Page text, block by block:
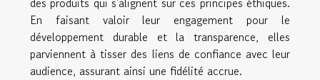
En faisant valoir leur engagement pour le
développement durable et la transparence, elles
parviennent à tisser des liens de confiance avec leur
audience, assurant ainsi une fidélité accrue.